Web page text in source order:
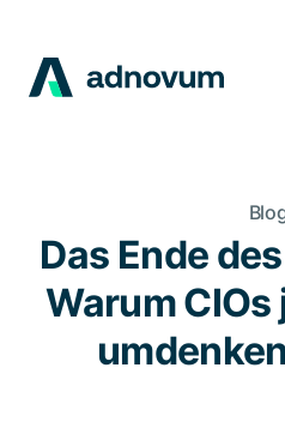
Insights
Unternehmen
Das Ende
Warum